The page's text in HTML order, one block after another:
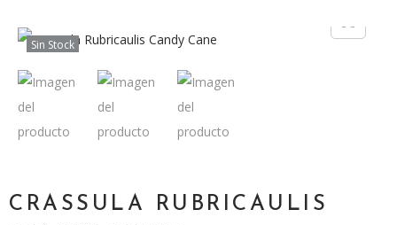
Sin Stock
CRASSULA RUBRICAULIS